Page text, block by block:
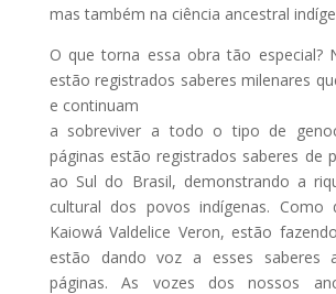
mas também na ciência ancestral
O que torna essa obra tão especial?
estão registrados saberes milenares
e continuam
a sobreviver a todo o tipo de
páginas estão registrados saberes de
ao Sul do Brasil, demonstrando a
cultural dos povos indígenas. Como
Kaiowá Valdelice Veron, estão
estão dando voz a esses saberes
páginas. As vozes dos nossos